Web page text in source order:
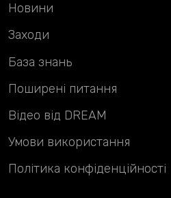
Новини
Умови використання
Політика конфіденційності
Заходи
База знань
Поширені питання
Відео від DREAM